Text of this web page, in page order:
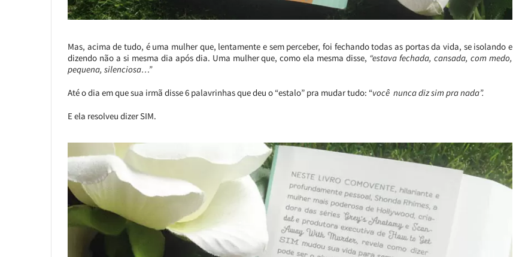
Mas, acima de tudo, é uma mulher que, lentamente e sem perceber, foi fechando todas as portas da vida, se isolando e
dizendo não a si mesma dia após dia. Uma mulher que, como ela mesma disse, “estava fechada, cansada, com medo,
pequena, silenciosa…”
Até o dia em que sua irmã disse 6 palavrinhas que deu o “estalo” pra mudar tudo: “você nunca diz sim pra nada”.
E ela resolveu dizer SIM.